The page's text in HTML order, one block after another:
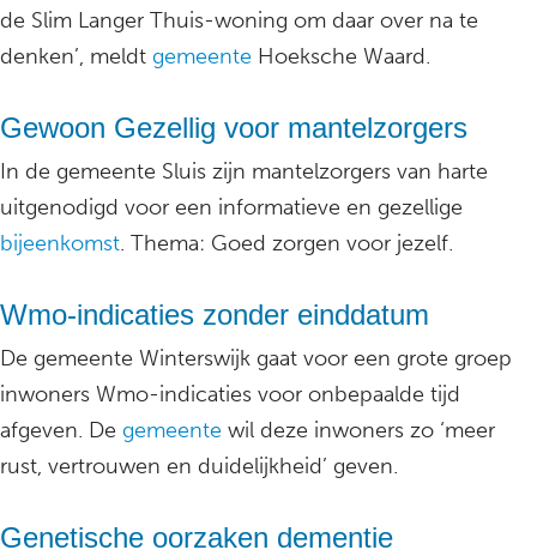
de Slim Langer Thuis-woning om daar over na te
denken’, meldt gemeente Hoeksche Waard.
Gewoon Gezellig voor mantelzorgers
In de gemeente Sluis zijn mantelzorgers van harte
uitgenodigd voor een informatieve en gezellige
bijeenkomst. Thema: Goed zorgen voor jezelf.
Wmo-indicaties zonder einddatum
De gemeente Winterswijk gaat voor een grote groep
inwoners Wmo-indicaties voor onbepaalde tijd
afgeven. De gemeente wil deze inwoners zo ‘meer
rust, vertrouwen en duidelijkheid’ geven.
Genetische oorzaken dementie